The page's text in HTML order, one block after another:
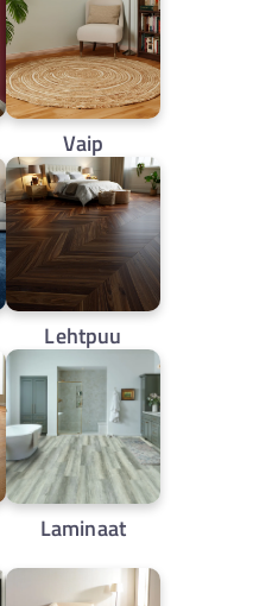
Vaip
Lehtpuu
Laminaat